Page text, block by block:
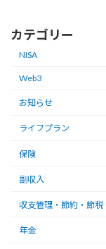
カテゴリー
NISA
Web3
お知らせ
ライフプラン
保険
副収入
収支管理・節約・節税
年金